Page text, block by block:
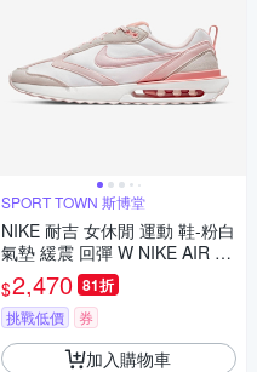
SPORT TOWN 斯博堂
NIKE 耐吉 女休閒 運動 鞋-粉白
氣墊 緩震 回彈 W NIKE AIR M
AX DAWN - DR7875100
$2,470 81折
挑戰低價 券
加入購物車